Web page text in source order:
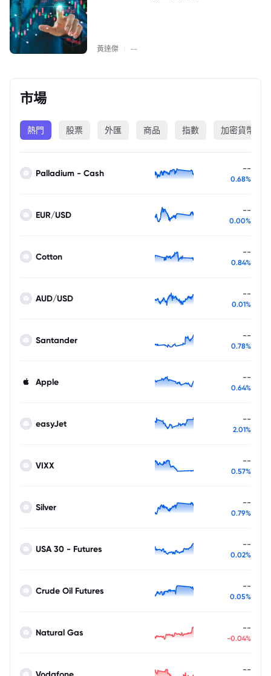
黃達傑 --
市場
熱門 股票 外匯 商品 指數 加密貨幣
Palladium - Cash --
0.68%
EUR/USD --
0.00%
Cotton --
0.84%
AUD/USD --
0.01%
Santander --
0.78%
Apple --
0.64%
easyJet --
2.01%
VIXX --
0.57%
Silver --
0.79%
USA 30 - Futures --
0.02%
Crude Oil Futures --
0.05%
Natural Gas --
-0.04%
--